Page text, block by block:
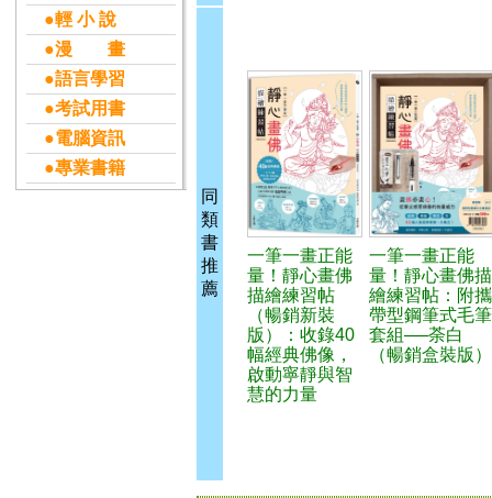
●輕 小 說
●漫 畫
●語言學習
●考試用書
●電腦資訊
●專業書籍
同
類
書
推
薦
一筆一畫正能
量！靜心畫佛
描繪練習帖
（暢銷新裝
版）：收錄40
幅經典佛像，
啟動寧靜與智
慧的力量
一筆一畫正能
量！靜心畫佛描
繪練習帖：附攜
帶型鋼筆式毛筆
套組──荼白
（暢銷盒裝版）